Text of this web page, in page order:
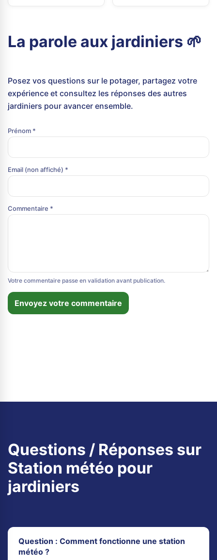
La parole aux jardiniers 🌱
Posez vos questions sur le potager, partagez votre
expérience et consultez les réponses des autres
jardiniers pour avancer ensemble.
Prénom *
Email (non affiché) *
Commentaire *
Votre commentaire passe en validation avant publication.
Envoyez votre commentaire
Questions / Réponses sur
Station météo pour
jardiniers
Question : Comment fonctionne une station
météo ?